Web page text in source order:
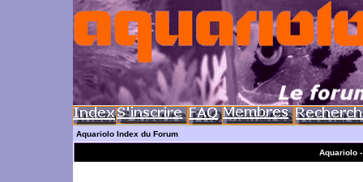
Aquariolo Index du Forum
Aquariolo